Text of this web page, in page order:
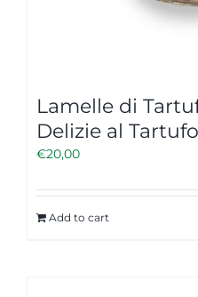
Lamelle di
Delizie al
€20,00
Add to cart